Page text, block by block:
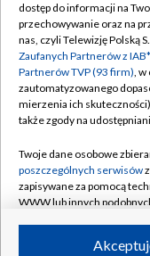
Abonament TVP
Emisja w TVP
Centrum
Naziemna
Rada Programowa
System NOS
Informacje o
dostęp do informacji na
przechowywanie oraz na
nas, czyli Telewizję Polską
Zaufanych Partnerów z
Partnerów TVP (93 firm), w
zautomatyzowanego
mierzenia ich
także zgody na
Twoje dane osobowe
poszczególnych serwisów
zapisywane za pomocą
WWW lub innych
ruchu w Internecie.